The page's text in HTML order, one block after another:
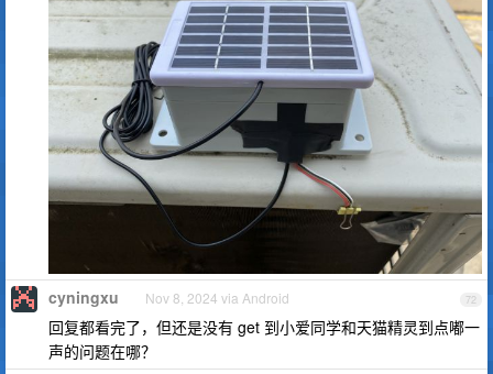
72
cyningxu Nov 8, 2024 via Android
回复都看完了，但还是没有 get 到小爱同学和天猫精灵到点嘟一
声的问题在哪？